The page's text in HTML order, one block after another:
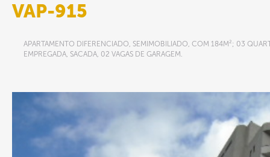
VAP-915
APARTAMENTO DIFERENCIADO, SEMIMOBILIADO, COM 184M²; 03
EMPREGADA, SACADA, 02 VAGAS DE GARAGEM.